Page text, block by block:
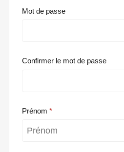
Mot de passe
Confirmer le mot de passe
Prénom